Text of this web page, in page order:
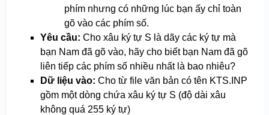
phím nhưng có những lúc bạn ấy chỉ toàn
gõ vào các phím số.
Yêu cầu: Cho xâu ký tự S là dãy các ký tự mà
bạn Nam đã gõ vào, hãy cho biết bạn Nam đã gõ
liên tiếp các phím số nhiều nhất là bao nhiêu?
Dữ liệu vào: Cho từ file văn bản có tên KTS.INP
gồm một dòng chứa xâu ký tự S (độ dài xâu
không quá 255 ký tự)